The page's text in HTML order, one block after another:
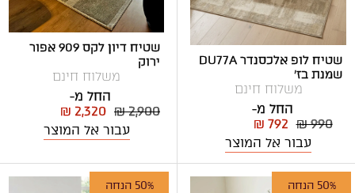
שטיח לופ אלכסנדר DU77A
שמנת בז'
משלוח חינם
החל מ-
₪ 990
₪ 792
עבור אל המוצר
שטיח דיון לקס 909 אפור
ירוק
משלוח חינם
החל מ-
₪ 2,900
₪ 2,320
עבור אל המוצר
50% הנחה 50% הנחה